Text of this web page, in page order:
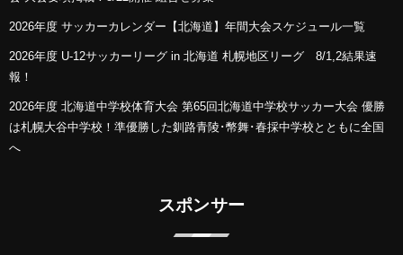
2026年度 サッカーカレンダー【北海道】年間大会スケジュール一覧
2026年度 U-12サッカーリーグ in 北海道 札幌地区リーグ 8/1,2結果速
報！
2026年度 北海道中学校体育大会 第65回北海道中学校サッカー大会 優勝
は札幌大谷中学校！準優勝した釧路青陵･幣舞･春採中学校とともに全国
へ
スポンサー